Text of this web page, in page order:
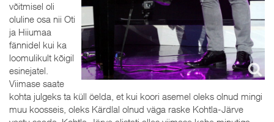
võitmisel oli
oluline osa nii Oti
ja Hiiumaa
fännidel kui ka
loomulikult kõigil
esinejatel.
Viimase saate
kohta julgeks ta küll öelda, et kui koori asemel oleks olnud mingi
muu koosseis, oleks Kärdlal olnud väga raske Kohtla-Järve